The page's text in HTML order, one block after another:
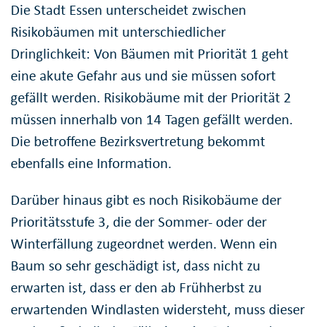
Die Stadt Essen unterscheidet zwischen
Risikobäumen mit unterschiedlicher
Dringlichkeit: Von Bäumen mit Priorität 1 geht
eine akute Gefahr aus und sie müssen sofort
gefällt werden. Risikobäume mit der Priorität 2
müssen innerhalb von 14 Tagen gefällt werden.
Die betroffene Bezirksvertretung bekommt
ebenfalls eine Information.
Darüber hinaus gibt es noch Risikobäume der
Prioritätsstufe 3, die der Sommer- oder der
Winterfällung zugeordnet werden. Wenn ein
Baum so sehr geschädigt ist, dass nicht zu
erwarten ist, dass er den ab Frühherbst zu
erwartenden Windlasten widersteht, muss dieser